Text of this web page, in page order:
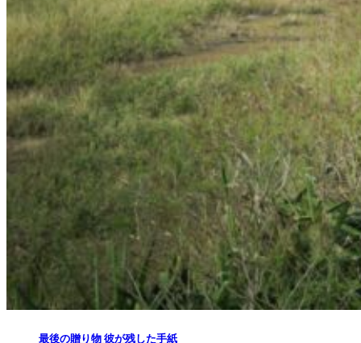
最後の贈り物 彼が残した手紙